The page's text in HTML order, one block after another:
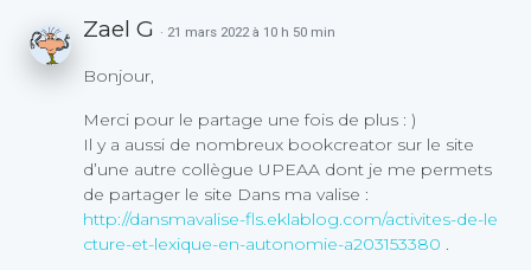
Zael G · 21 mars 2022 à 10 h 50 min
Bonjour,
Merci pour le partage une fois de plus : )
Il y a aussi de nombreux bookcreator sur le site
d’une autre collègue UPEAA dont je me permets
de partager le site Dans ma valise :
http://dansmavalise-fls.eklablog.com/activites-de-le
cture-et-lexique-en-autonomie-a203153380 .